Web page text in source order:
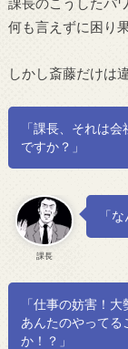
何も言えずに困り
しかし斎藤だけは
「課長、それは
ですか？」
課長
「
「仕事の妨害！
あんたのやってる
か！？」